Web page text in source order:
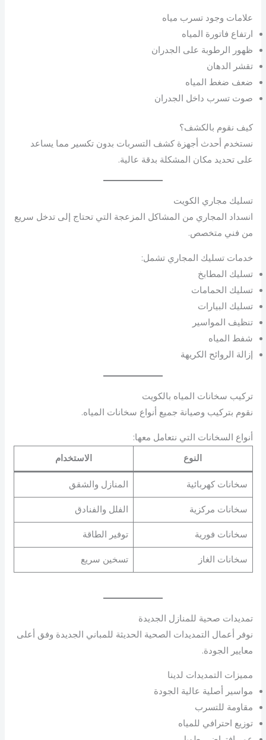
علامات وجود تسرب مياه
ارتفاع فاتورة المياه
ظهور الرطوبة على الجدران
تقشر الدهان
ضعف ضغط المياه
صوت تسرب داخل الجدران
كيف نقوم بالكشف؟
نستخدم أحدث أجهزة كشف التسربات بدون تكسير مما يساعد
على تحديد مكان المشكلة بدقة عالية.
تسليك مجاري الكويت
انسداد المجاري من المشاكل المزعجة التي تحتاج إلى تدخل سريع
من فني متخصص.
خدمات تسليك المجاري تشمل:
تسليك المطابخ
تسليك الحمامات
تسليك البيارات
تنظيف المواسير
شفط المياه
إزالة الروائح الكريهة
تركيب سخانات المياه بالكويت
نقوم بتركيب وصيانة جميع أنواع سخانات المياه.
أنواع السخانات التي نتعامل معها:
النوع
الاستخدام
سخانات كهربائية المنازل والشقق
سخانات مركزية الفلل والفنادق
سخانات فورية توفير الطاقة
سخانات الغاز تسخين سريع
تمديدات صحية للمنازل الجديدة
نوفر أعمال التمديدات الصحية الحديثة للمباني الجديدة وفق أعلى
معايير الجودة.
مميزات التمديدات لدينا
مواسير أصلية عالية الجودة
مقاومة للتسرب
توزيع احترافي للمياه